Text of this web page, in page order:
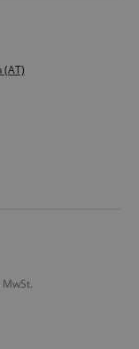
(AT)
MwSt.